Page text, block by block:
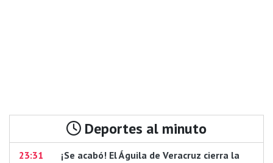
Deportes al minuto
23:31
¡Se acabó! El Águila de Veracruz cierra la